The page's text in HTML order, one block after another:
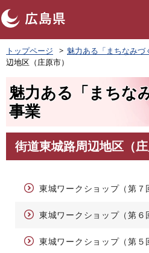
ペ
ー
ジ
す
トップページ 魅力ある「まちなみづ
辺地区（庄原市）
魅力ある「まちな
事業
文
街道東城路周辺地区（庄
東城ワークショップ（第７
東城ワークショップ（第６
東城ワークショップ（第５